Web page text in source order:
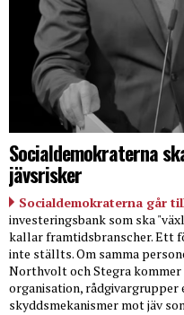
Socialdemokraterna
jävsrisker
Socialdemokraterna går
investeringsbank som ska
kallar framtidsbranscher. Ett
inte ställts. Om samma
Northvolt och Stegra kommer
organisation, rådgivargrupper
skyddsmekanismer mot jäv